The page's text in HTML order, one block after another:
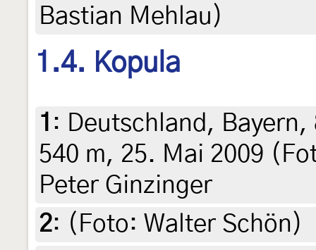
Bastian Mehlau)
1.4. Kopula
1 : Deutschland,
540 m, 25. Mai 2009
Peter Ginzinger
2: (Foto: Walter Schön)